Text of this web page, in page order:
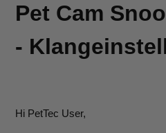
Pet Cam
-
Hi PetTec User,